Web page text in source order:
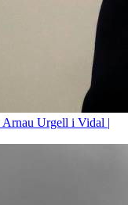
Arnau Urgell i Vidal |